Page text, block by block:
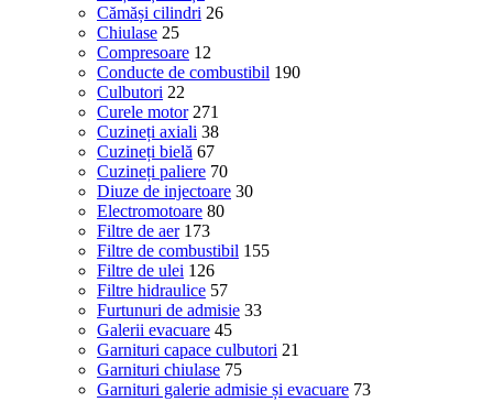
Cămăși cilindri 26
Chiulase 25
Compresoare 12
Conducte de combustibil 190
Culbutori 22
Curele motor 271
Cuzineți axiali 38
Cuzineți bielă 67
Cuzineți paliere 70
Diuze de injectoare 30
Electromotoare 80
Filtre de aer 173
Filtre de combustibil 155
Filtre de ulei 126
Filtre hidraulice 57
Furtunuri de admisie 33
Galerii evacuare 45
Garnituri capace culbutori 21
Garnituri chiulase 75
Garnituri galerie admisie și evacuare 73